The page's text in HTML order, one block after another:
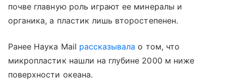
почве главную роль играют ее минералы и
органика, а пластик лишь второстепенен.
Ранее Наука Mail рассказывала о том, что
микропластик нашли на глубине 2000 м ниже
поверхности океана.